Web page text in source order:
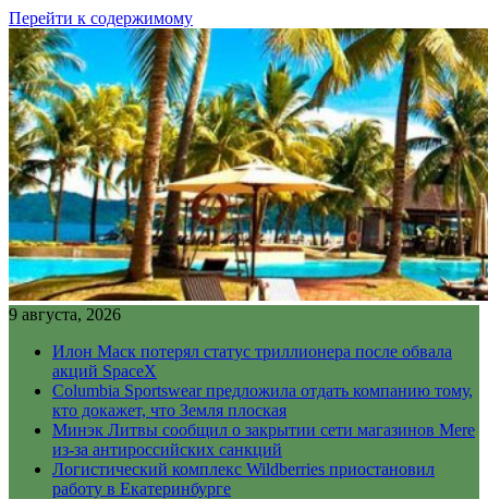
Перейти к содержимому
9 августа, 2026
Илон Маск потерял статус триллионера после обвала
акций SpaceX
Columbia Sportswear предложила отдать компанию тому,
кто докажет, что Земля плоская
Минэк Литвы сообщил о закрытии сети магазинов Mere
из-за антироссийских санкций
Логистический комплекс Wildberries приостановил
работу в Екатеринбурге